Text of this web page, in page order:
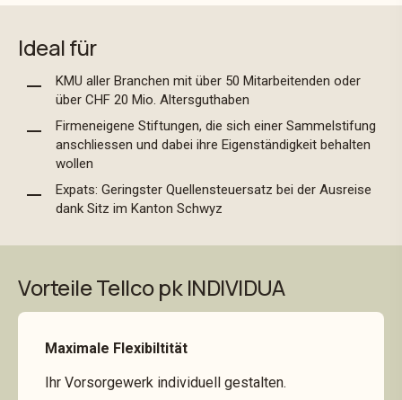
Ideal für
KMU aller Branchen mit über 50 Mitarbeitenden oder
über CHF 20 Mio. Altersguthaben
Firmeneigene Stiftungen, die sich einer Sammelstifung
anschliessen und dabei ihre Eigenständigkeit behalten
wollen
Expats: Geringster Quellensteuersatz bei der Ausreise
dank Sitz im Kanton Schwyz
Vorteile Tellco pk INDIVIDUA
Maximale Flexibiltität
Ihr Vorsorgewerk individuell gestalten.